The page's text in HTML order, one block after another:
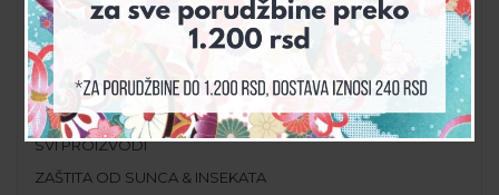
GALAHEALTH
KOZMETIKA
PREPORUČENI PROIZVODI
PROPOLIS PROIZVODI
SVI PROIZVODI
ZAŠTITA OD SUNCA & INSEKATA